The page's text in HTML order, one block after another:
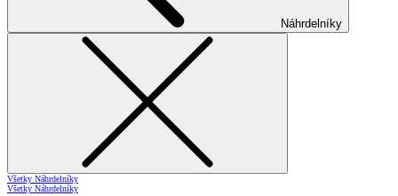
Náhrdelníky
Všetky Náhrdelníky
Všetky Náhrdelníky